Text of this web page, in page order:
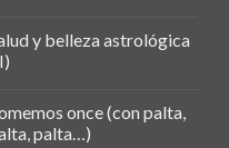
y belleza astrológica
once (con palta,
palta…)